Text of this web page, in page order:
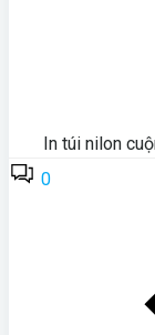
In túi nilon
0